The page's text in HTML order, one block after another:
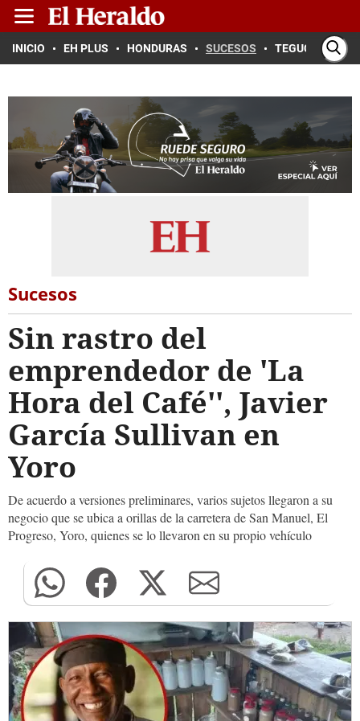
INICIO EH PLUS HONDURAS SUCESOS TEGUCIGALPA
Sucesos
Sin rastro del
emprendedor de 'La
Hora del Café'', Javier
García Sullivan en
Yoro
De acuerdo a versiones preliminares, varios sujetos llegaron a su
negocio que se ubica a orillas de la carretera de San Manuel, El
Progreso, Yoro, quienes se lo llevaron en su propio vehículo